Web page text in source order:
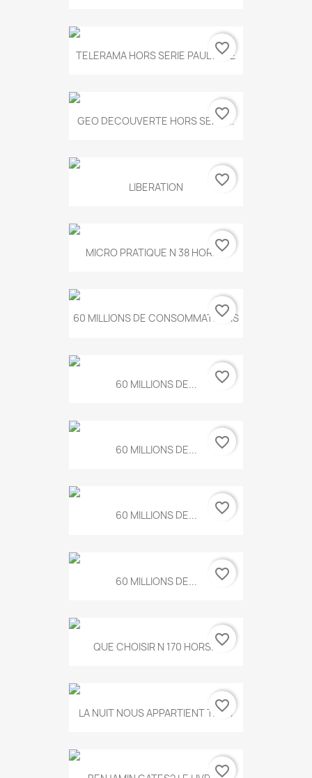
TELERAMA HORS SERIE PAUL KLEE
favorite_border
GEO DECOUVERTE HORS SERIE...
favorite_border
LIBERATION favorite_border
MICRO PRATIQUE N 38 HORS...
favorite_border
60 MILLIONS DE CONSOMMATEURS
favorite_border
60 MILLIONS DE... favorite_border
60 MILLIONS DE... favorite_border
60 MILLIONS DE... favorite_border
60 MILLIONS DE... favorite_border
QUE CHOISIR N 170 HORS...favorite_border
LA NUIT NOUS APPARTIENT T.634
favorite_border
favorite_border